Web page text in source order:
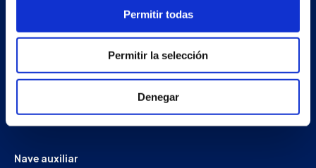
Permitir todas
Permitir la selección
Denegar
Nave auxiliar